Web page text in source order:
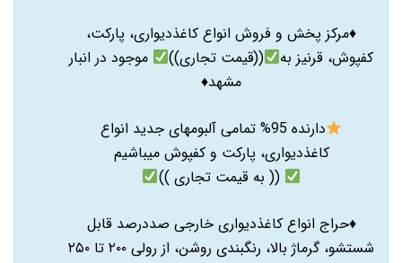
♦️مرکز پخش و فروش انواع کاغذدیواری، پارکت،
کفپوش، قرنیز به
((قیمت تجاری))
موجود در انبار
مشهد♦️
دارنده 95% تمامی آلبومهای جدید انواع
کاغذدیواری، پارکت و کفپوش میباشیم
(( به قیمت تجاری ))
♦️حراج انواع کاغذدیواری خارجی صددرصد قابل
شستشو، گرماژ بالا، رنگبندی روشن، از رولی ۲۰۰ تا ۲۵۰